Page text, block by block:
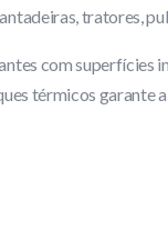
tratores,
com superfícies
térmicos